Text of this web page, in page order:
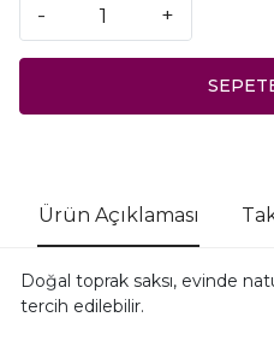
- +
Ürün Açıklaması
Doğal toprak saksı, evinde
tercih edilebilir.